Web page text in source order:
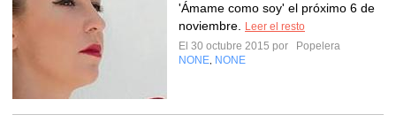
'Ámame como soy' el próximo 6 de
noviembre.
Leer el resto
El 30 octubre 2015 por
Popelera
NONE NONE